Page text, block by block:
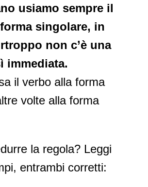
usiamo sempre il
singolare, in
non c’è una
immediata.
il verbo alla forma
volte alla forma
la regola? Leggi
entrambi corretti: